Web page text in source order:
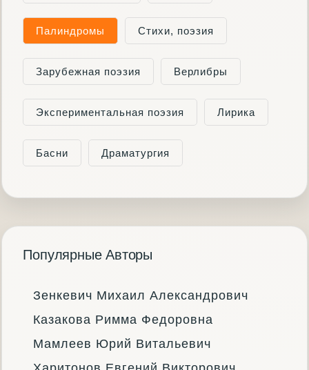
Палиндромы Cтихи, поэзия
Зарубежная поэзия Верлибры
Экспериментальная поэзия Лирика
Басни Драматургия
Популярные Авторы
Зенкевич Михаил Александрович
Казакова Римма Федоровна
Мамлеев Юрий Витальевич